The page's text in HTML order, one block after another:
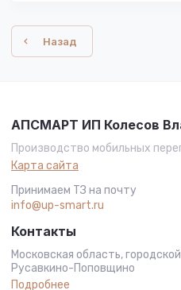
Назад
АПСМАРТ ИП Колесов
Производство мобильных
Карта сайта
Принимаем ТЗ на почту
info@up-smart.ru
Контакты
Московская область,
Русавкино-Поповщино
Подробнее